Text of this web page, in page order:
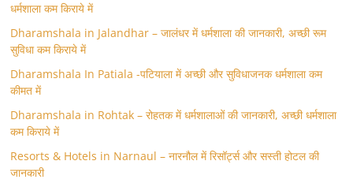
धर्मशाला कम किराये में
Dharamshala in Jalandhar – जालंधर में धर्मशाला की जानकारी, अच्छी रूम
सुविधा कम किराये में
Dharamshala In Patiala -पटियाला में अच्छी और सुविधाजनक धर्मशाला कम
कीमत में
Dharamshala in Rohtak – रोहतक में धर्मशालाओं की जानकारी, अच्छी धर्मशाला
कम किराये में
Resorts & Hotels in Narnaul – नारनौल में रिसॉर्ट्स और सस्ती होटल की
जानकारी